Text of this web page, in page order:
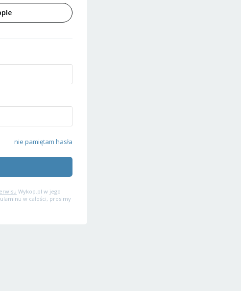
nie pamiętam hasła
Wykop.pl w jego
w całości, prosimy